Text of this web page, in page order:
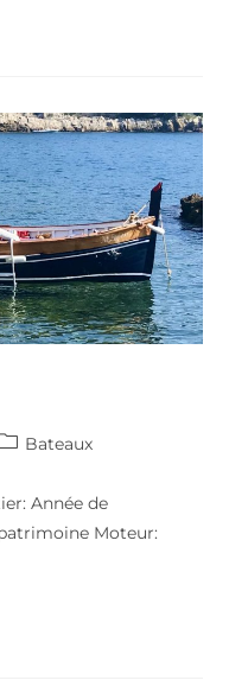
Bateaux
Année de
Moteur: